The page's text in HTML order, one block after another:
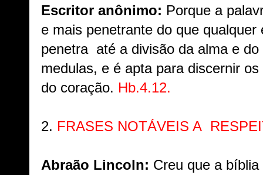
Escritor anônimo: Porque a
e mais penetrante do que
penetra até a divisão da alma e
medulas, e é apta para discernir
do coração. Hb.4.12.
2. FRASES NOTÁVEIS A
Abraão Lincoln: Creu que a